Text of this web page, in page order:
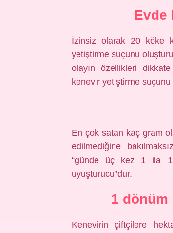
Evde
İzinsiz olarak 20 köke
yetiştirme suçunu
olayın özellikleri dikkate
kenevir yetiştirme
En çok satan kaç gram
edilmediğine
“günde üç kez 1 ila
uyuşturucu”dur.
1 dönüm
Kenevirin çiftçilere